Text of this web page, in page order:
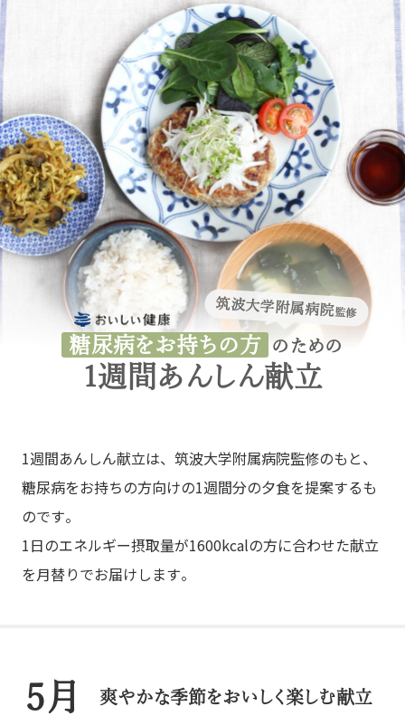
筑波大学附属病院監修
糖尿病をお持ちの方 のための
1週間あんしん献立
1週間あんしん献立は、筑波大学附属病院監修のもと、
糖尿病をお持ちの方向けの1週間分の夕食を提案するも
のです。
1日のエネルギー摂取量が1600kcalの方に合わせた献立
を月替りでお届けします。
5月 爽やかな季節をおいしく楽しむ献立